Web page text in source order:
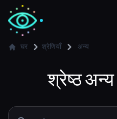
💻
घर श्रेणियाँ अन्य
श्रेष्ठअन्य